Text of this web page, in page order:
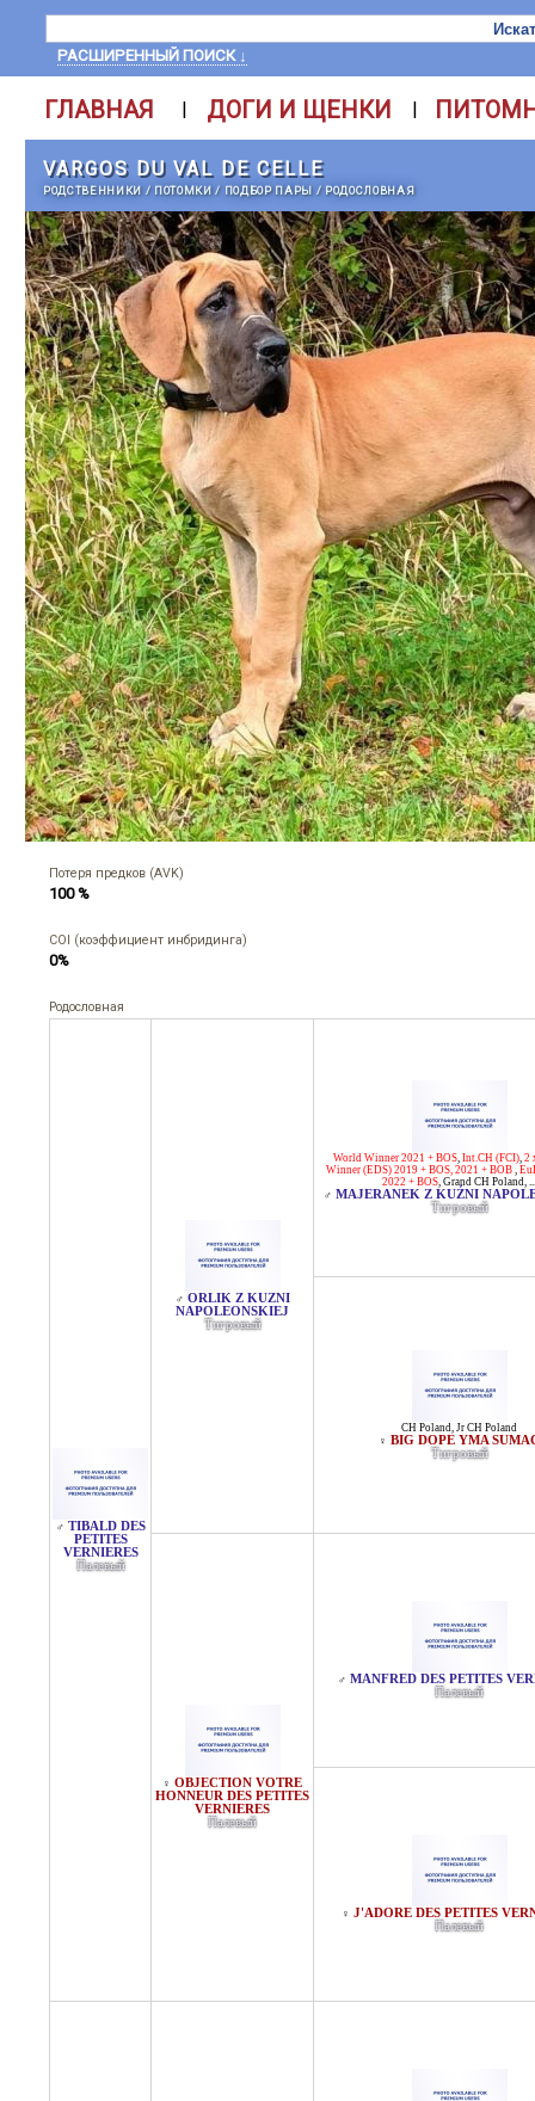
РАСШИРЕННЫЙ ПОИСК ↓
ГЛАВНАЯ | ДОГИ И ЩЕНКИ |
VARGOS DU VAL DE CELLE
РОДСТВЕННИКИ / ПОТОМКИ/ ПОДБОР ПАРЫ / РОДОСЛОВНАЯ
Потеря предков (AVK)
100 %
COI (коэффициент инбридинга)
0%
Родословная
♂ TIBALD DES
PETITES
VERNIERES
Палевый
♂ ORLIK Z KUZNI
NAPOLEONSKIEJ
Тигровый
World Winner 2021 + BOS, Int.CH (FCI), 2
Winner (EDS) 2019 + BOS, 2021 + BOB,
2022 + BOS, Grand CH Poland, ...
♂ MAJERANEK Z KUŹNI
Тигровый
CH Poland, Jr CH Poland
♀ BIG DOPE YMA
Тигровый
♀ OBJECTION VOTRE
HONNEUR DES PETITES
VERNIERES
Палевый
♂ MANFRED DES PETITES
Палевый
♀ J'ADORE DES PETITES
Палевый